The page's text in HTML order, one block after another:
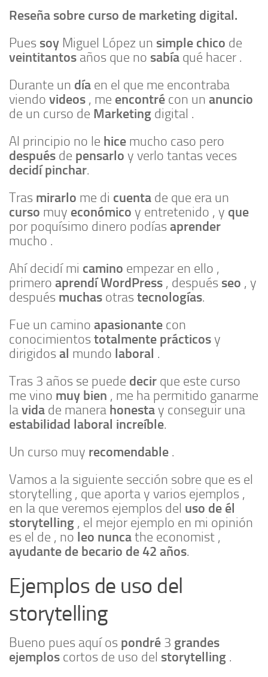
Reseña sobre curso de marketing digital.
Pues soy Miguel López un simple chico de
veintitantos años que no sabía qué hacer .
Durante un día en el que me encontraba
viendo videos , me encontré con un anuncio
de un curso de Marketing digital .
Al principio no le hice mucho caso pero
después de pensarlo y verlo tantas veces
decidí pinchar.
Tras mirarlo me di cuenta de que era un
curso muy económico y entretenido , y que
por poquísimo dinero podíasaprender
mucho .
Ahí decidí mi camino empezar en ello ,
primero aprendíWordPress , después seo , y
después muchas otrastecnologías.
Fue un camino apasionante con
conocimientostotalmente prácticosy
dirigidosal mundo laboral .
Tras 3 años se puede decir que este curso
me vino muy bien , me ha permitido ganarme
lavida de manera honestay conseguir una
estabilidad laboral increíble.
Un curso muy recomendable .
Vamos a la siguiente sección sobre que es el
storytelling , que aporta y varios ejemplos ,
en la que veremos ejemplos del uso de él
storytelling , el mejor ejemplo en mi opinión
es el de , no leo nuncathe economist ,
ayudante de becario de 42 años.
Ejemplos de uso del
storytelling
Bueno pues aquí os pondré 3 grandes
ejemplos cortos de uso del storytelling .